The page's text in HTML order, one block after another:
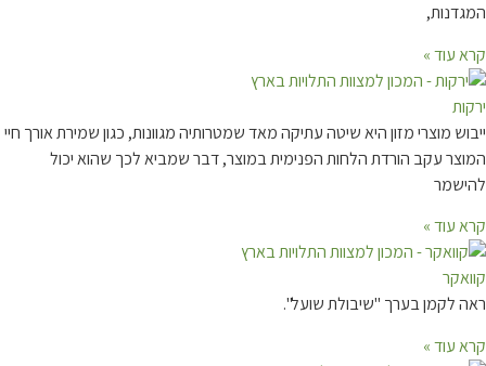
המגדנות,
קרא עוד »
ירקות
ייבוש מוצרי מזון היא שיטה עתיקה מאד שמטרותיה מגוונות, כגון שמירת אורך חיי
המוצר עקב הורדת הלחות הפנימית במוצר, דבר שמביא לכך שהוא יכול
להישמר
קרא עוד »
קוואקר
ראה לקמן בערך "שיבולת שועל".
קרא עוד »